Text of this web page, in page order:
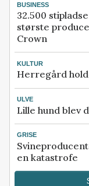
BUSINESS
32.500
største
Crown
KULTUR
Herregård
ULVE
Lille hund blev
GRISE
en katastrofe